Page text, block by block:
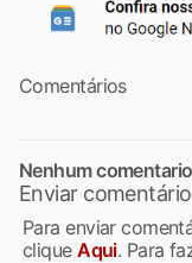
Comentários
Nenhum
Enviar comentário
Para enviar
cliqueAqui. Para